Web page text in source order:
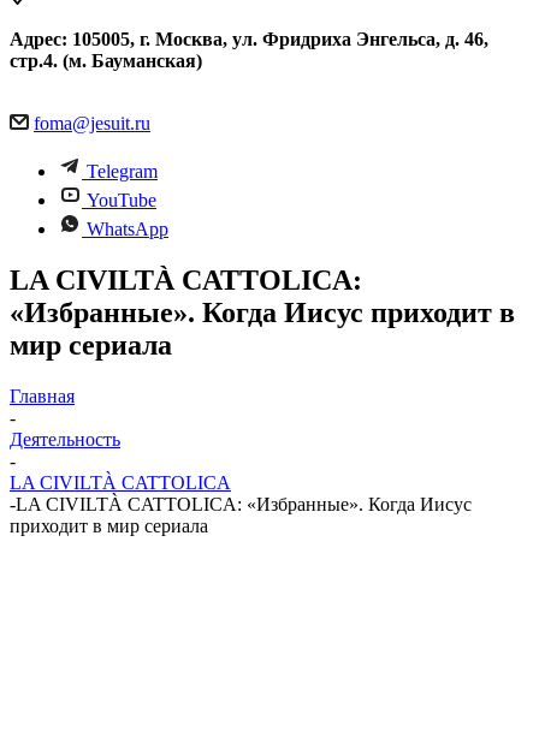
Адрес: 105005, г. Москва, ул. Фридриха Энгельса, д. 46,
стр.4. (м. Бауманская)
foma@jesuit.ru
Telegram
YouTube
WhatsApp
LA CIVILTÀ CATTOLICA:
«Избранные». Когда Иисус приходит в
мир сериала
Главная
-
Деятельность
-
LA CIVILTÀ CATTOLICA
-LA CIVILTÀ CATTOLICA: «Избранные». Когда Иисус
приходит в мир сериала